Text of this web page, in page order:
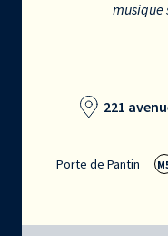
musique
221
Porte de Pantin